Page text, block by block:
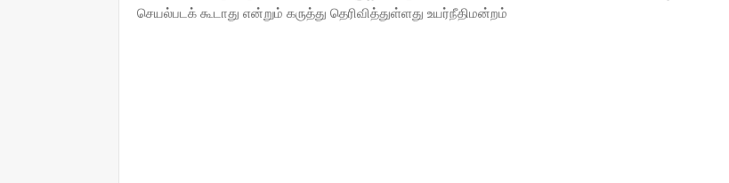
செயல்படக் கூடாது என்றும் கருத்து தெரிவித்துள்ளது உயர்நீதிமன்றம்